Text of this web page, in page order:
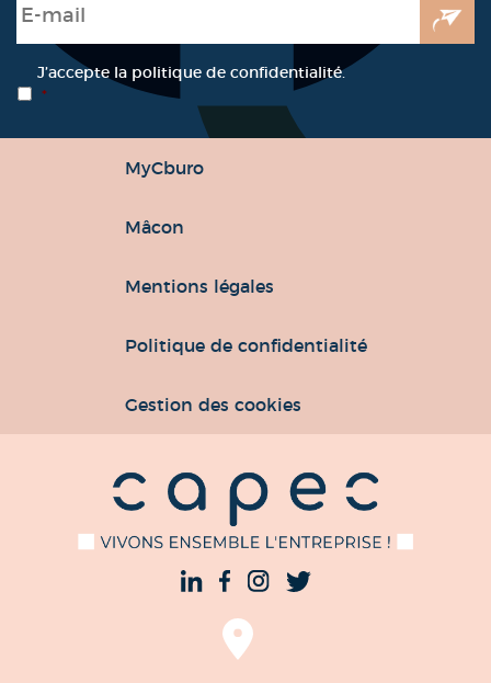
E-mail
RGPD *
J’accepte la politique de confidentialité.
*
MyCburo
Mâcon
Mentions légales
Politique de confidentialité
Gestion des cookies